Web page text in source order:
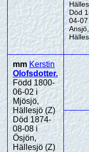
Död
04-
Ansjö,
mmKerstin
Olofsdotter.
Född 1800-
06-02 i
Mjösjö,
Hällesjö (Z)
Död 1874-
08-08 i
Ösjön,
Hällesjö (Z)